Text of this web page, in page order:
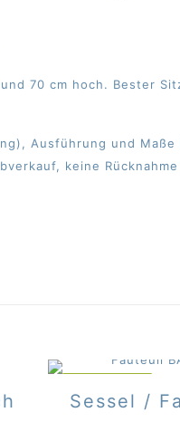
70 cm hoch. Bester
Ausführung und
keine
Sessel /